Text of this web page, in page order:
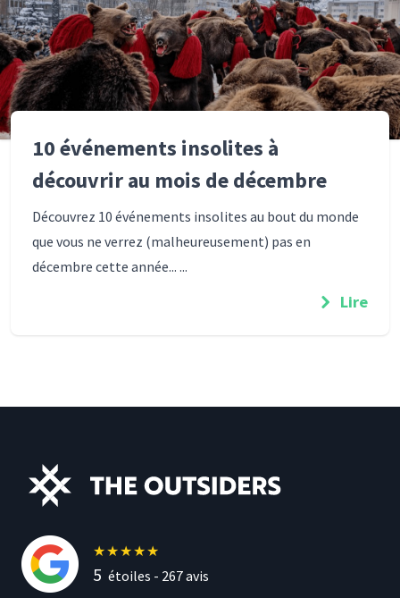
10 événements insolites à
découvrir au mois de décembre
Découvrez 10 événements insolites au bout du monde
que vous ne verrez (malheureusement) pas en
décembre cette année... ...
Lire
★★★★★
5 étoiles - 267avis